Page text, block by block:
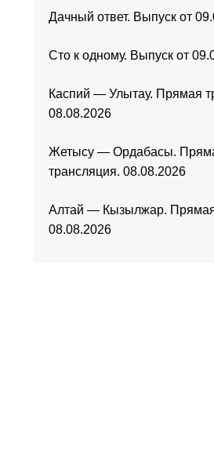
Дачный ответ. Выпуск от
Сто к одному. Выпуск от
Каспий — Улытау. Прямая
08.08.2026
Жетысу — Ордабасы.
трансляция. 08.08.2026
Алтай — Кызылжар. Прямая
08.08.2026